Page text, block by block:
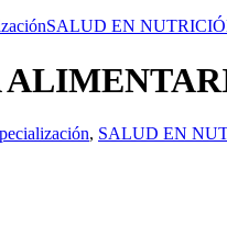
SALUD EN
, SALUD EN